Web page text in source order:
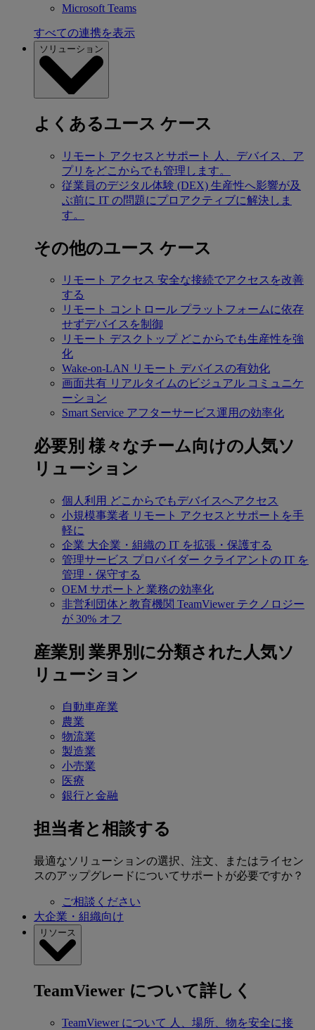
Microsoft Teams
すべての連携を表示
ソリューション
よくあるユース ケース
リモート アクセスとサポート
人、デバイス、ア
プリをどこからでも管理します。
従業員のデジタル体験 (DEX) 生産性へ影響が及
ぶ前に IT の問題にプロアクティブに解決しま
す。
その他のユース ケース
リモート アクセス 安全な接続でアクセスを改善
する
リモート コントロール プラットフォームに依存
せずデバイスを制御
リモート デスクトップ どこからでも生産性を強
化
Wake-on-LAN リモート デバイスの有効化
画面共有 リアルタイムのビジュアル コミュニケ
ーション
Smart Service アフターサービス運用の効率化
必要別 様々なチーム向けの人気ソ
リューション
個人利用 どこからでもデバイスへアクセス
小規模事業者 リモート アクセスとサポートを手
軽に
企業 大企業・組織の IT を拡張・保護する
管理サービス プロバイダー クライアントの IT を
管理・保守する
OEM サポートと業務の効率化
非営利団体と教育機関 TeamViewer テクノロジー
が 30% オフ
産業別 業界別に分類された人気ソ
リューション
自動車産業
農業
物流業
製造業
小売業
医療
銀行と金融
担当者と相談する
最適なソリューションの選択、注文、またはライセン
スのアップグレードについてサポートが必要ですか？
ご相談ください
大企業・組織向け
リソース
TeamViewer について詳しく
TeamViewer について 人、場所、物を安全に接